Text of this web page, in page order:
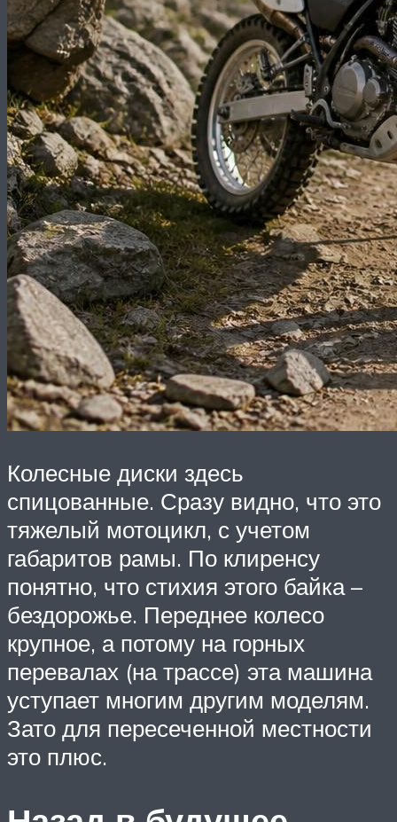
Колесные диски здесь
спицованные. Сразу видно, что это
тяжелый мотоцикл, с учетом
габаритов рамы. По клиренсу
понятно, что стихия этого байка –
бездорожье. Переднее колесо
крупное, а потому на горных
перевалах (на трассе) эта машина
уступает многим другим моделям.
Зато для пересеченной местности
это плюс.